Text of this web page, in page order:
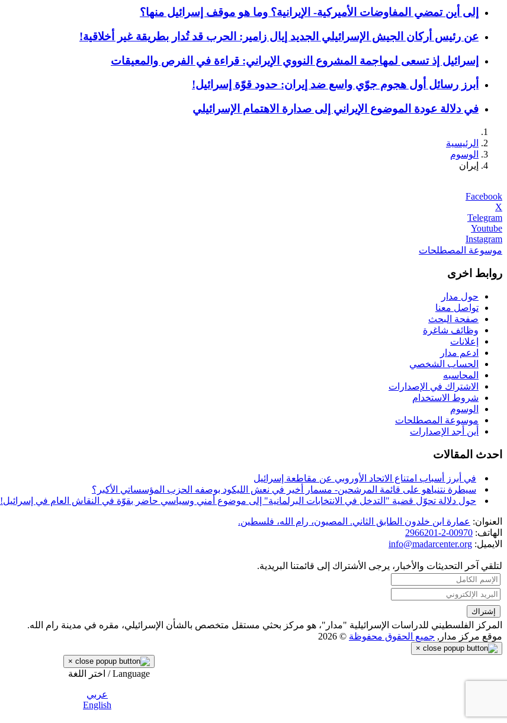
إلى أين تمضي المفاوضات الأميركية- الإيرانية؟ وما هو موقف إسرائيل منها؟
عن رئيس أركان الجيش الإسرائيلي الجديد إيال زامير: الحرب قد تُدار بطريقة غير أخلاقية!
إسرائيل إذ تسعى لمهاجمة المشروع النووي الإيراني: قراءة في الفرص والمعيقات
أبرز رسائل أول هجوم جوّي واسع ضد إيران: حدود قوّة إسرائيل!
في دلالة عودة الموضوع الإيراني إلى صدارة الاهتمام الإسرائيلي
الرئيسية
الوسوم
إيران
Facebook
X
Telegram
Youtube
Instagram
موسوعة المصطلحات
روابط اخرى
حول مدار
تواصل معنا
صفحة البحث
وظائف شاغرة
إعلانات
ادعم مدار
الحساب الشخصي
المحاسبه
الاشتراك في الإصدارات
شروط الاستخدام
الوسوم
موسوعة المصطلحات
أين أجد الإصدارات
احدث المقالات
في أبرز أسباب امتناع الاتحاد الأوروبي عن مقاطعة إسرائيل
سيطرة نتنياهو على قائمة المرشحين- مسمار أخير في نعش الليكود بوصفه الحزب المؤسساتي الأكبر؟
حول دلالة تحوّل قضية "التدخل في الانتخابات البرلمانية" إلى موضوع أمني وسياسي حاضر بقوّة في النقاش العام في إسرائيل!
العنوان: عمارة ابن خلدون الطابق الثاني. المصيون، رام الله، فلسطين.
الهاتف: 00970-2-2966201
الايميل: info@madarcenter.org
لتلقي آخر التحديثات والأخبار، يرجى الأشتراك إلى قائمتنا البريدية.
المركز الفلسطيني للدراسات الإسرائيلية "مدار"، هو مركز بحثي مستقل متخصص بالشأن الإسرائيلي، مقره في مدينة رام الله.
موقع مركز مدار, جميع الحقوق محفوظة © 2026
×
×
Language / اختر اللغة
عربي
English